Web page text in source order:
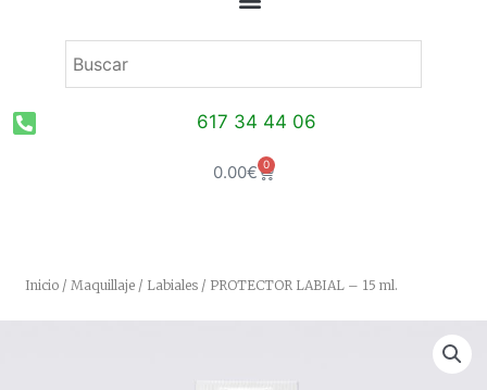
617 34 44 06
0.00€ 0 Carrito
Inicio / Maquillaje / Labiales / PROTECTOR LABIAL – 15 ml.